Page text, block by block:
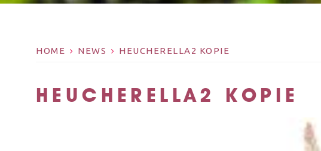
HOME NEWS HEUCHERELLA2 KOPIE
HEUCHERELLA2 KOPIE